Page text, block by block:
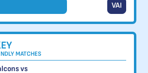
VAI
MATCHES
vs